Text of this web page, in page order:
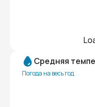
Средняя
Погода на весь год